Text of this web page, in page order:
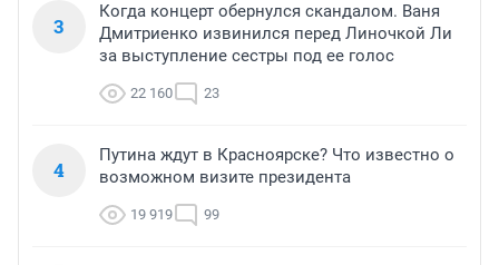
3
Когда концерт обернулся скандалом. Ваня
Дмитриенко извинился перед Линочкой Ли
за выступление сестры под ее голос
22 160 23
4
Путина ждут в Красноярске? Что известно о
возможном визите президента
19 919 99